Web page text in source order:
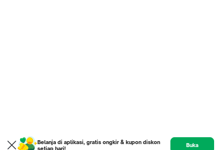
Belanja di aplikasi, gratis ongkir & kupon diskon
setiap hari!
Buka